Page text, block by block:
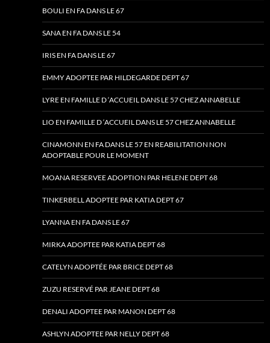
BOULI EN FA DANS LE 67
SANA EN FA DANS LE 54
IRIS EN FA DANS LE 67
EMMY ADOPTEE PAR HILDEGARDE DEPT 67
LYRE EN FAMILLE D ‘ACCUEIL DANS LE 57 CHEZ ANNABELLE
LIO EN FAMILLE D ‘ACCUEIL DANS LE 57 CHEZ ANNABELLE
CINAMONN EN FA DANS LE 57 EN REABILITATION NON
ADOPTABLE POUR LE MOMENT
MOANA RESERVEE ADOPTION PAR HELENE DEPT 68
TINKERBELL ADOPTEE PAR KATIA DEPT 67
LYANNA EN FA DANS LE 67
MIRKA ADOPTEE PAR KATIA DEPT 68
CATELYN ADOPTÉE PAR BRICE DEPT 68
ZUZU RESERVÉ PAR JEANE DEPT 68
DENALI ADOPTEE PAR MANON DEPT 68
ASHLYN ADOPTEE PAR NELLY DEPT 68